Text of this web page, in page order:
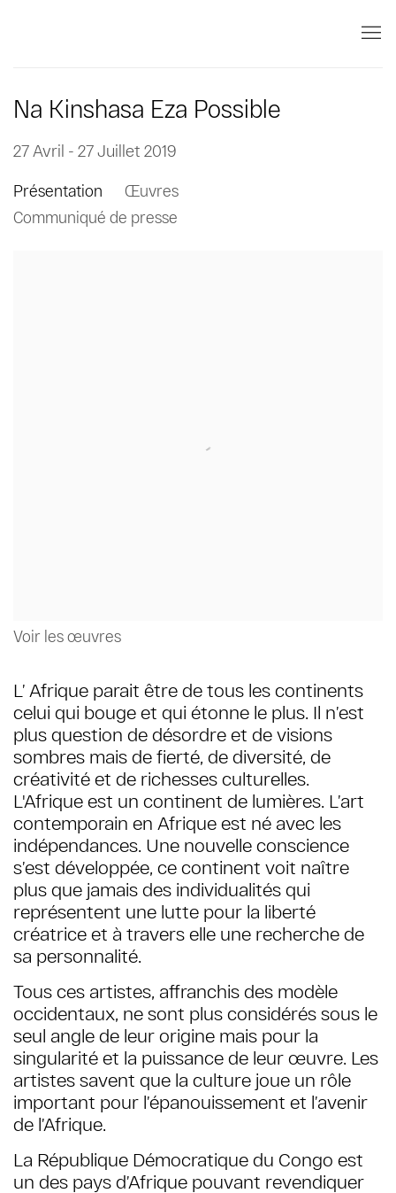
Na Kinshasa Eza Possible
27 Avril - 27 Juillet 2019
Présentation
Œuvres
Communiqué de presse
Voir les œuvres
L’ Afrique parait être de tous les continents
celui qui bouge et qui étonne le plus. Il n’est
plus question de désordre et de visions
sombres mais de fierté, de diversité, de
créativité et de richesses culturelles.
L'Afrique est un continent de lumières. L’art
contemporain en Afrique est né avec les
indépendances. Une nouvelle conscience
s’est développée, ce continent voit naître
plus que jamais des individualités qui
représentent une lutte pour la liberté
créatrice et à travers elle une recherche de
sa personnalité.
Tous ces artistes, affranchis des modèle
occidentaux, ne sont plus considérés sous le
seul angle de leur origine mais pour la
singularité et la puissance de leur œuvre. Les
artistes savent que la culture joue un rôle
important pour l’épanouissement et l’avenir
de l’Afrique.
La République Démocratique du Congo est
un des pays d’Afrique pouvant revendiquer